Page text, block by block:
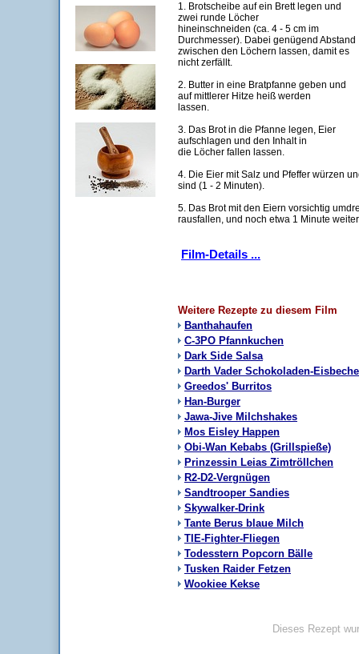
1. Brotscheibe auf ein Brett legen und
zwei runde Löcher
hineinschneiden (ca. 4 - 5 cm im
Durchmesser). Dabei genügend Abstand
zwischen den Löchern lassen, damit es
nicht zerfällt.
2. Butter in eine Bratpfanne geben und
auf mittlerer Hitze heiß werden
lassen.
3. Das Brot in die Pfanne legen, Eier
aufschlagen und den Inhalt in
die Löcher fallen lassen.
4. Die Eier mit Salz und Pfeffer würzen
sind (1 - 2 Minuten).
5. Das Brot mit den Eiern vorsichtig
rausfallen, und noch etwa 1 Minute
Film-Details ...
Weitere Rezepte zu diesem Film
Banthahaufen
C-3PO Pfannkuchen
Dark Side Salsa
Darth Vader Schokoladen-
Greedos' Burritos
Han-Burger
Jawa-Jive Milchshakes
Mos Eisley Happen
Obi-Wan Kebabs (Grillspieße)
Prinzessin Leias Zimtröllchen
R2-D2-Vergnügen
Sandtrooper Sandies
Skywalker-Drink
Tante Berus blaue Milch
TIE-Fighter-Fliegen
Todesstern Popcorn Bälle
Tusken Raider Fetzen
Wookiee Kekse
Dieses Rezept